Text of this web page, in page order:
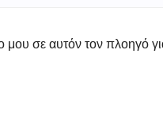
μου σε αυτόν τον πλοηγό